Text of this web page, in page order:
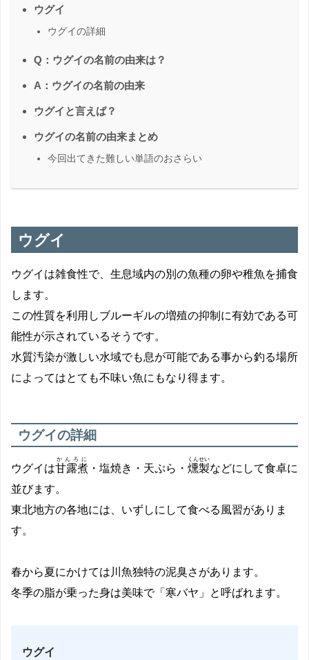
ウグイ
ウグイの詳細
Q：ウグイの名前の由来は？
A：ウグイの名前の由来
ウグイと言えば？
ウグイの名前の由来まとめ
今回出てきた難しい単語のおさらい
ウグイ
ウグイは雑食性で、生息域内の別の魚種の卵や稚魚を捕食
します。
この性質を利用しブルーギルの増殖の抑制に有効である可
能性が示されているそうです。
水質汚染が激しい水域でも息が可能である事から釣る場所
によってはとても不味い魚にもなり得ます。
ウグイの詳細
ウグイは甘露煮
かんろに
・塩焼き・天ぷら・ 燻製
くんせい
などにして食卓に
並びます。
東北地方の各地には、いずしにして食べる風習がありま
す。
春から夏にかけては川魚独特の泥臭さがあります。
冬季の脂が乗った身は美味で「寒バヤ」と呼ばれます。
ウグイ